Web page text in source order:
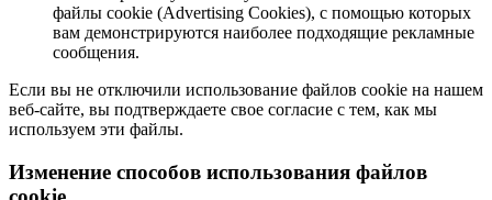
файлы cookie (Advertising Cookies), с помощью которых
вам демонстрируются наиболее подходящие рекламные
сообщения.
Если вы не отключили использование файлов cookie на нашем
веб-сайте, вы подтверждаете свое согласие с тем, как мы
используем эти файлы.
Изменение способов использования файлов